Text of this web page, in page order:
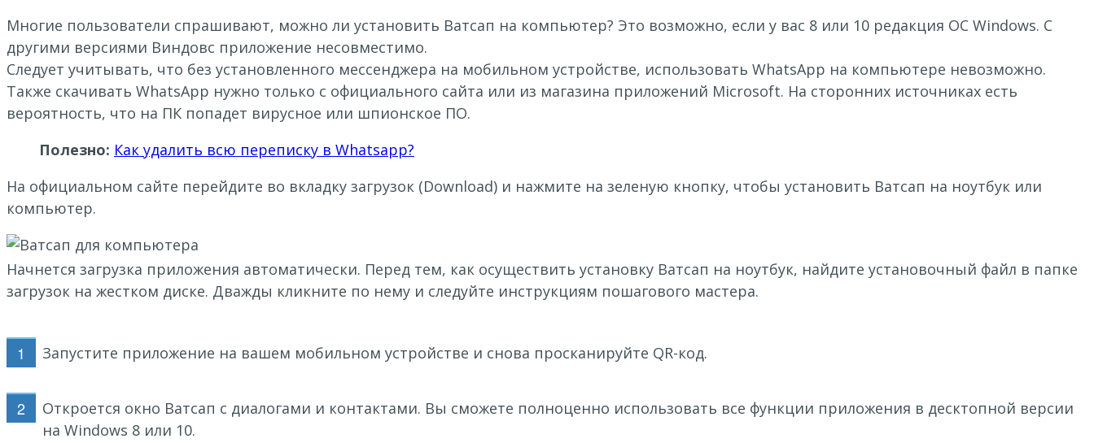
Многие пользователи спрашивают, можно ли установить Ватсап на компьютер? Это возможно, если у вас 8 или 10 редакция ОС Windows. С
другими версиями Виндовс приложение несовместимо.
Следует учитывать, что без установленного мессенджера на мобильном устройстве, использовать WhatsApp на компьютере невозможно.
Также скачивать WhatsApp нужно только с официального сайта или из магазина приложений Microsoft. На сторонних источниках есть
вероятность, что на ПК попадет вирусное или шпионское ПО.
Полезно: Как удалить всю переписку в Whatsapp?
На официальном сайте перейдите во вкладку загрузок (Download) и нажмите на зеленую кнопку, чтобы установить Ватсап на ноутбук или
компьютер.
Начнется загрузка приложения автоматически. Перед тем, как осуществить установку Ватсап на ноутбук, найдите установочный файл в папке
загрузок на жестком диске. Дважды кликните по нему и следуйте инструкциям пошагового мастера.
Запустите приложение на вашем мобильном устройстве и снова просканируйте QR-код.
Откроется окно Ватсап с диалогами и контактами. Вы сможете полноценно использовать все функции приложения в десктопной версии
на Windows 8 или 10.